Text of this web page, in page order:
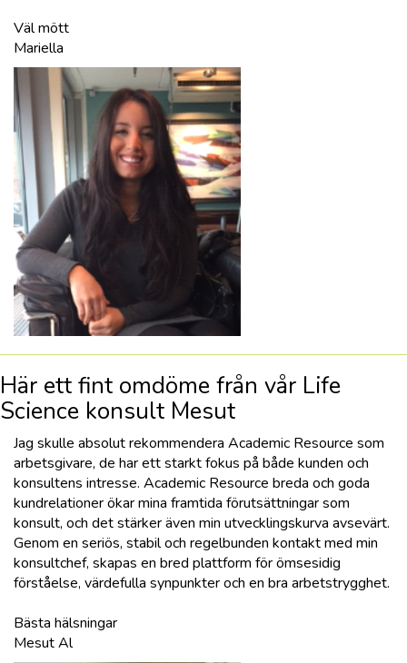
Väl mött
Mariella
Här ett fint omdöme från vår Life
Science konsult Mesut
Jag skulle absolut rekommendera Academic Resource som
arbetsgivare, de har ett starkt fokus på både kunden och
konsultens intresse. Academic Resource breda och goda
kundrelationer ökar mina framtida förutsättningar som
konsult, och det stärker även min utvecklingskurva avsevärt.
Genom en seriös, stabil och regelbunden kontakt med min
konsultchef, skapas en bred plattform för ömsesidig
förståelse, värdefulla synpunkter och en bra arbetstrygghet.
Bästa hälsningar
Mesut Al